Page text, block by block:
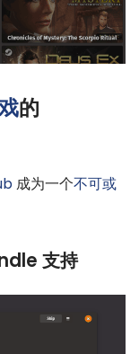
的
成为一个不可或
支持